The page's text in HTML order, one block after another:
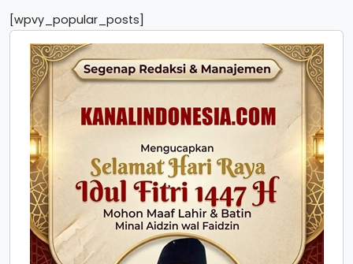
[wpvy_popular_posts]